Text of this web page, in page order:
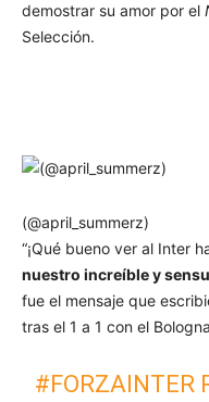
demostrar su amor por el
Selección.
(@april_summerz)
“¡Qué bueno ver al Inter
nuestro increíble y
fue el mensaje que
tras el 1 a 1 con el
#FORZAINTER